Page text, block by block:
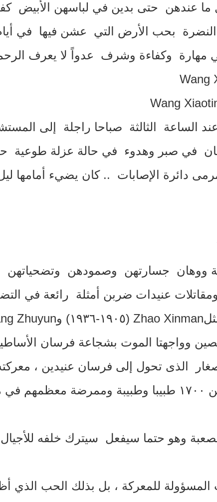
عندهن حتى بدين في لباسهن الأبيض
بحب الأرض التي عشن فيها في
مهارة وكفاءة وشرف عدواً لا يعرف
Wang
Wang
عند الساعة الثالثة صباحا راجلة إلى
في صبر وهدوء في حالة عزلة طوعية
دائرة الإصابات ..كان يضيء أمامها
ووهان جسارتهن وصمودهن
ومقاتلات عنيدات ضربن أمثلة رائعة في
Zhao Xinman
(١٩٠٥-١٩٣٦) وZhuyun
وواجهتا الموت بشجاعة فرسان
الذى تحول إلى فرسان عنيدين ،
وهو حتما سيفعل سيترك خلفه
للمعركة ، بل بذلك الحب الذي